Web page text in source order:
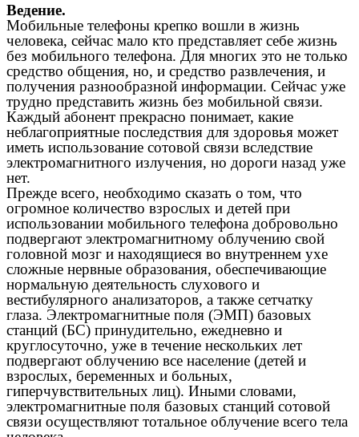
Ведение.
Мобильные телефоны крепко вошли в жизнь
человека, сейчас мало кто представляет себе жизнь
без мобильного телефона. Для многих это не только
средство общения, но, и средство развлечения, и
получения разнообразной информации. Сейчас уже
трудно представить жизнь без мобильной связи.
Каждый абонент прекрасно понимает, какие
неблагоприятные последствия для здоровья может
иметь использование сотовой связи вследствие
электромагнитного излучения, но дороги назад уже
нет.
Прежде всего, необходимо сказать о том, что
огромное количество взрослых и детей при
использовании мобильного телефона добровольно
подвергают электромагнитному облучению свой
головной мозг и находящиеся во внутреннем ухе
сложные нервные образования, обеспечивающие
нормальную деятельность слухового и
вестибулярного анализаторов, а также сетчатку
глаза. Электромагнитные поля (ЭМП) базовых
станций (БС) принудительно, ежедневно и
круглосуточно, уже в течение нескольких лет
подвергают облучению все население (детей и
взрослых, беременных и больных,
гиперчувствительных лиц). Иными словами,
электромагнитные поля базовых станций сотовой
связи осуществляют тотальное облучение всего тела